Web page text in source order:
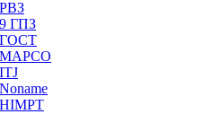
РВЗ
9 ГПЗ
ГОСТ
MAPCO
ITJ
Noname
HIMPT